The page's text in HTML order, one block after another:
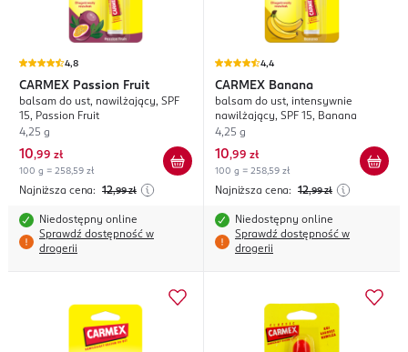
4,8
CARMEX Passion Fruit
balsam do ust, nawilżający, SPF
15, Passion Fruit
4,25 g
10,99 zł
100 g = 258,59 zł
Najniższa cena: 12,99 zł
Niedostępny online
Sprawdź dostępność w
drogerii
4,4
CARMEX Banana
balsam do ust, intensywnie
nawilżający, SPF 15, Banana
4,25 g
10,99 zł
100 g = 258,59 zł
Najniższa cena: 12,99 zł
Niedostępny online
Sprawdź dostępność w
drogerii